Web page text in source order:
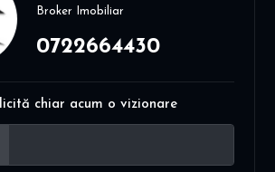
Broker Imobiliar
0722664430
chiar acum o vizionare